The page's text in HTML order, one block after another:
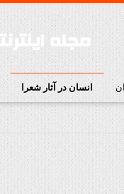
انسان در آثار شعرا